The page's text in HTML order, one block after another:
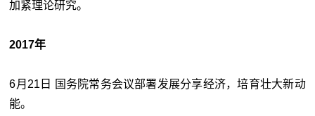
加紧理论研究。
2017年
6月21日 国务院常务会议部署发展分享经济，培育壮大新动
能。